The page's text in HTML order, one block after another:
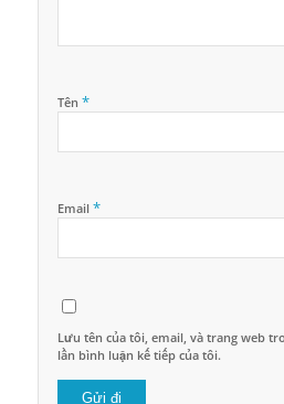
Tên *
Email *
Lưu tên của tôi, email, và trang web
lần bình luận kế tiếp của tôi.